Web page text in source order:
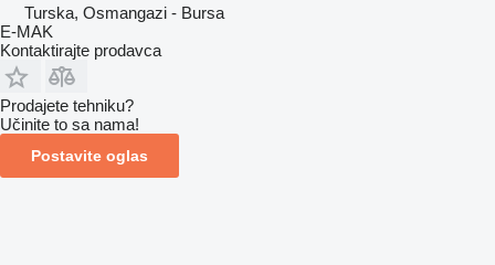
Turska, Osmangazi - Bursa
E-MAK
Kontaktirajte prodavca
Prodajete tehniku?
Učinite to sa nama!
Postavite oglas